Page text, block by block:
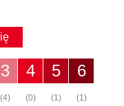
6
(1)
5
(1)
4
(0)
3
(4)